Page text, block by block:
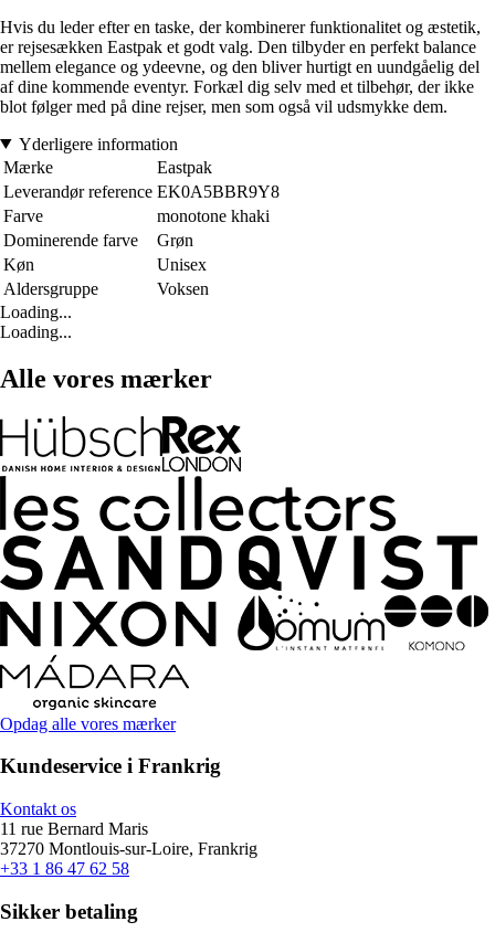
Hvis du leder efter en taske, der kombinerer funktionalitet og æstetik,
er rejsesækken Eastpak et godt valg. Den tilbyder en perfekt balance
mellem elegance og ydeevne, og den bliver hurtigt en uundgåelig del
af dine kommende eventyr. Forkæl dig selv med et tilbehør, der ikke
blot følger med på dine rejser, men som også vil udsmykke dem.
Yderligere information
Mærke
Eastpak
Leverandør reference EK0A5BBR9Y8
Farve
monotone khaki
Dominerende farve
Grøn
Køn
Unisex
Aldersgruppe
Voksen
Loading...
Loading...
Alle vores mærker
Opdag alle vores mærker
Kundeservice i Frankrig
Kontakt os
11 rue Bernard Maris
37270 Montlouis-sur-Loire, Frankrig
+33 1 86 47 62 58
Sikker betaling